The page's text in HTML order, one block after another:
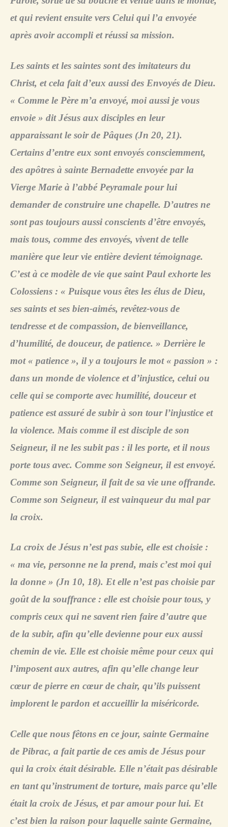
et qui revient ensuite vers Celui qui l’a envoyée
après avoir accompli et réussi sa mission.
Les saints et les saintes sont des imitateurs du
Christ, et cela fait d’eux aussi des Envoyés de Dieu.
« Comme le Père m’a envoyé, moi aussi je vous
envoie » dit Jésus aux disciples en leur
apparaissant le soir de Pâques (Jn 20, 21).
Certains d’entre eux sont envoyés consciemment,
des apôtres à sainte Bernadette envoyée par la
Vierge Marie à l’abbé Peyramale pour lui
demander de construire une chapelle. D’autres ne
sont pas toujours aussi conscients d’être envoyés,
mais tous, comme des envoyés, vivent de telle
manière que leur vie entière devient témoignage.
C’est à ce modèle de vie que saint Paul exhorte les
Colossiens : « Puisque vous êtes les élus de Dieu,
ses saints et ses bien-aimés, revêtez-vous de
tendresse et de compassion, de bienveillance,
d’humilité, de douceur, de patience. » Derrière le
mot « patience », il y a toujours le mot « passion » :
dans un monde de violence et d’injustice, celui ou
celle qui se comporte avec humilité, douceur et
patience est assuré de subir à son tour l’injustice et
la violence. Mais comme il est disciple de son
Seigneur, il ne les subit pas : il les porte, et il nous
porte tous avec. Comme son Seigneur, il est envoyé.
Comme son Seigneur, il fait de sa vie une offrande.
Comme son Seigneur, il est vainqueur du mal par
la croix.
La croix de Jésus n’est pas subie, elle est choisie :
« ma vie, personne ne la prend, mais c’est moi qui
la donne » (Jn 10, 18). Et elle n’est pas choisie par
goût de la souffrance : elle est choisie pour tous, y
compris ceux qui ne savent rien faire d’autre que
de la subir, afin qu’elle devienne pour eux aussi
chemin de vie. Elle est choisie même pour ceux qui
l’imposent aux autres, afin qu’elle change leur
cœur de pierre en cœur de chair, qu’ils puissent
implorent le pardon et accueillir la miséricorde.
Celle que nous fêtons en ce jour, sainte Germaine
de Pibrac, a fait partie de ces amis de Jésus pour
qui la croix était désirable. Elle n’était pas désirable
en tant qu’instrument de torture, mais parce qu’elle
était la croix de Jésus, et par amour pour lui. Et
c’est bien la raison pour laquelle sainte Germaine,